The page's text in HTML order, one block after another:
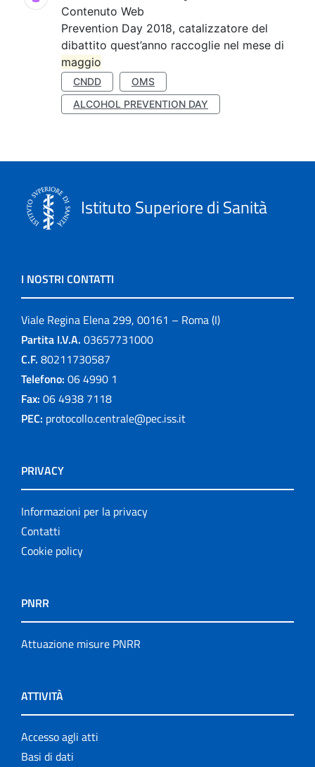
Contenuto Web
Prevention Day 2018, catalizzatore del
dibattito quest’anno raccoglie nel mese di
maggio
CNDD
OMS
ALCOHOL PREVENTION DAY
Istituto Superiore di Sanità
I NOSTRI CONTATTI
Viale Regina Elena 299, 00161 – Roma (I)
Partita I.V.A. 03657731000
C.F. 80211730587
Telefono: 06 4990 1
Fax: 06 4938 7118
PEC: protocollo.centrale@pec.iss.it
PRIVACY
Informazioni per la privacy
Contatti
Cookie policy
PNRR
Attuazione misure PNRR
ATTIVITÀ
Accesso agli atti
Basi di dati